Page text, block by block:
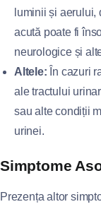
luminii și
acută poate fi
neurologice și
Altele: În cazuri
ale tractului
sau alte condiții
urinei.
Simptome
Prezența altor